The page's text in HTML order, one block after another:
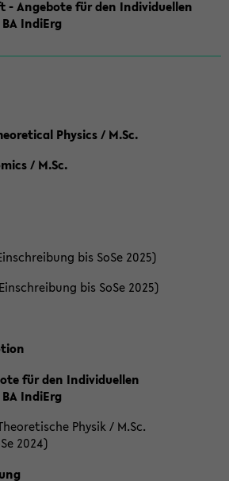
- Angebote für den Individuellen
IndiErg
Physics / M.Sc.
/ M.Sc.
bis SoSe 2025)
bis SoSe 2025)
für den Individuellen
IndiErg
Physik / M.Sc.
2024)